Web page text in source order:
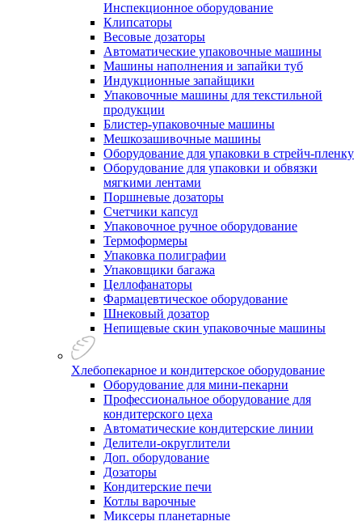
Инспекционное оборудование
Клипсаторы
Весовые дозаторы
Автоматические упаковочные машины
Машины наполнения и запайки туб
Индукционные запайщики
Упаковочные машины для текстильной
продукции
Блистер-упаковочные машины
Мешкозашивочные машины
Оборудование для упаковки в стрейч-пленку
Оборудование для упаковки и обвязки
мягкими лентами
Поршневые дозаторы
Счетчики капсул
Упаковочное ручное оборудование
Термоформеры
Упаковка полиграфии
Упаковщики багажа
Целлофанаторы
Фармацевтическое оборудование
Шнековый дозатор
Непищевые скин упаковочные машины
Хлебопекарное и кондитерское оборудование
Оборудование для мини-пекарни
Профессиональное оборудование для
кондитерского цеха
Автоматические кондитерские линии
Делители-округлители
Доп. оборудование
Дозаторы
Кондитерские печи
Котлы варочные
Миксеры планетарные